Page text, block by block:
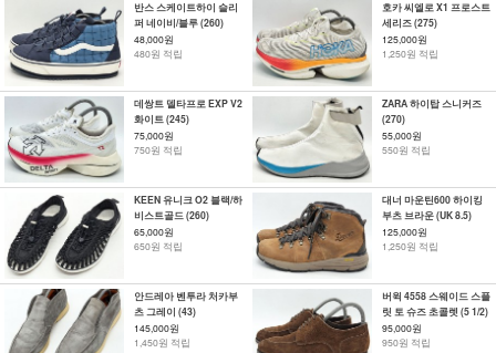
반스 스케이트하이 슬리
퍼 네이비/블루 (260)
48,000원
480원 적립
호카 씨엘로 X1 프로스트
세리즈 (275)
125,000원
1,250원 적립
데쌍트 델타프로 EXP V2
화이트 (245)
75,000원
750원 적립
ZARA 하이탑 스니커즈
(270)
55,000원
550원 적립
KEEN 유니크 O2 블랙/하
비스트골드 (260)
65,000원
650원 적립
대너 마운틴600 하이킹
부츠 브라운 (UK 8.5)
125,000원
1,250원 적립
안드레아 벤투라 처카부
츠 그레이 (43)
145,000원
1,450원 적립
버윅 4558 스웨이드 스플
릿 토 슈즈 초콜렛 (5 1/2)
95,000원
950원 적립